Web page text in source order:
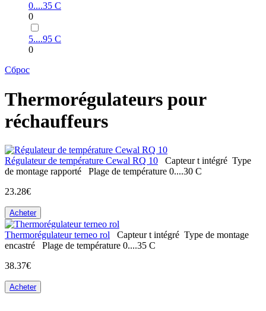
0....35 С
0
5....95 С
0
Сброс
Thermorégulateurs pour
réchauffeurs
Régulateur de température Cewal RQ 10 Capteur t intégré Type
de montage rapporté Plage de température 0....30 С
23.28€
Acheter
Thermorégulateur terneo rol Capteur t intégré Type de montage
encastré
Plage de température 0....35 С
38.37€
Acheter